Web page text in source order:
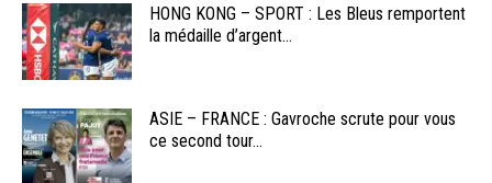
HONG KONG – SPORT : Les Bleus remportent
la médaille d’argent...
ASIE – FRANCE : Gavroche scrute pour vous
ce second tour...